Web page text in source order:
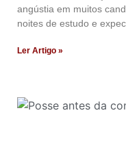
angústia em muitos
noites de estudo e
Ler Artigo »